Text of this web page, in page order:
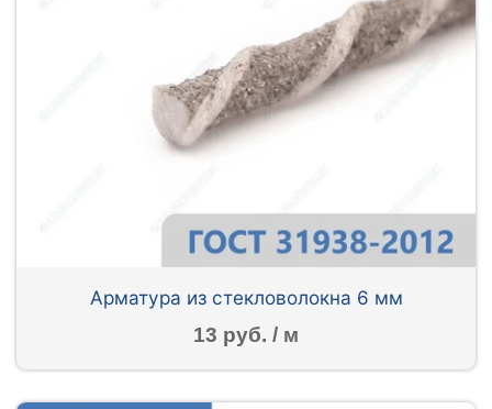
Арматура из стекловолокна 6 мм
13 руб. / м